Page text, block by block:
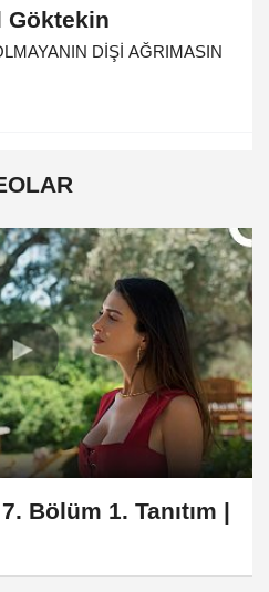
Göktekin
DİŞİ AĞRIMASIN
Bölüm 1. Tanıtım |